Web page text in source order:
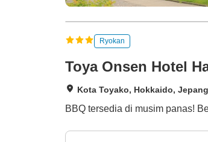
Ryokan
Toya Onsen Hotel
Kota Toyako, Hokkaido, Jepang
BBQ tersedia di musim panas!